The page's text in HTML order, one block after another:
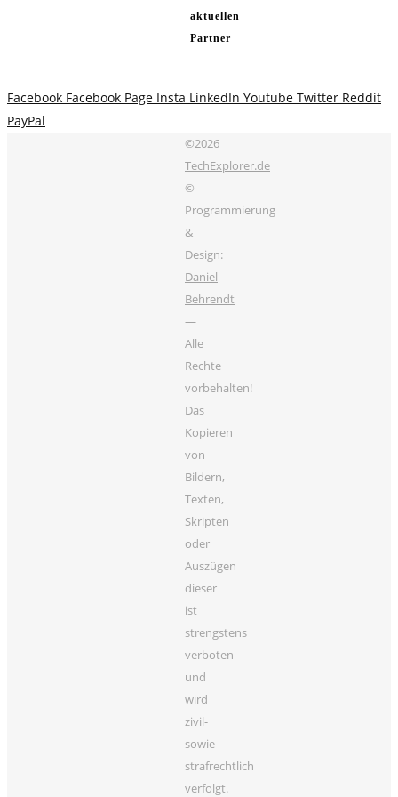
aktuellen
Partner
Facebook Facebook Page Insta LinkedIn Youtube Twitter Reddit
PayPal
©2026
TechExplorer.de
©
Programmierung
&
Design:
Daniel
Behrendt
—
Alle
Rechte
vorbehalten!
Das
Kopieren
von
Bildern,
Texten,
Skripten
oder
Auszügen
dieser
ist
strengstens
verboten
und
wird
zivil-
sowie
strafrechtlich
verfolgt.